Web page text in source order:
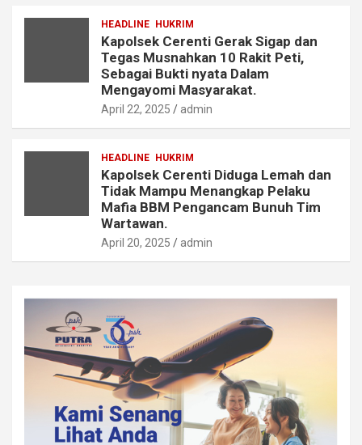
HEADLINE HUKRIM
Kapolsek Cerenti Gerak Sigap dan
Tegas Musnahkan 10 Rakit Peti,
Sebagai Bukti nyata Dalam
Mengayomi Masyarakat.
April 22, 2025 admin
HEADLINE HUKRIM
Kapolsek Cerenti Diduga Lemah dan
Tidak Mampu Menangkap Pelaku
Mafia BBM Pengancam Bunuh Tim
Wartawan.
April 20, 2025 admin